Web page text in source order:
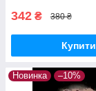
342 ₴ 380 ₴
Купити
Новинка –10%